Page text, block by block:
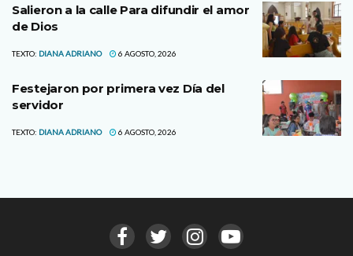
Salieron a la calle Para difundir el amor
de Dios
TEXTO: DIANA ADRIANO 6 AGOSTO, 2026
Festejaron por primera vez Día del
servidor
TEXTO: DIANA ADRIANO 6 AGOSTO, 2026